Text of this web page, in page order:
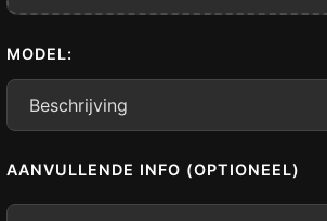
MODEL:
AANVULLENDE INFO (OPTIONEEL)